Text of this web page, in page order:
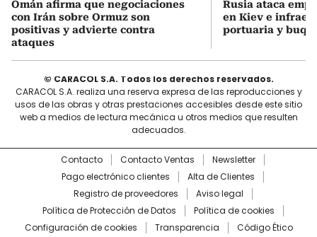
Omán afirma que negociaciones
con Irán sobre Ormuz son
positivas y advierte contra
ataques
Rusia ataca
en Kiev e
portuaria y
© CARACOL S.A. Todos los derechos reservados.
CARACOL S.A. realiza una reserva expresa de las reproducciones y
usos de las obras y otras prestaciones accesibles desde este sitio
web a medios de lectura mecánica u otros medios que resulten
adecuados.
Contacto Contacto Ventas
Newsletter
Pago electrónico clientes
Alta de Clientes
Registro de proveedores
Aviso legal
Política de Protección de Datos
Política de cookies
Configuración de cookies
Transparencia Código Ético